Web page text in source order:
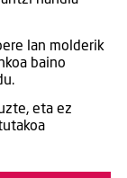
lan molderik
baino
eta ez